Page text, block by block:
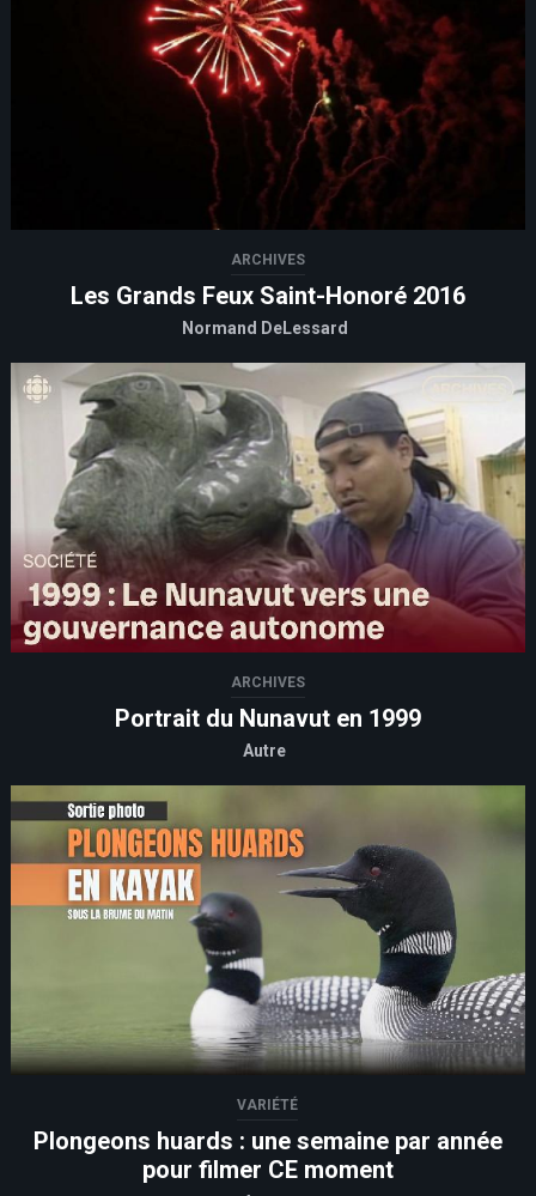
ARCHIVES
Les Grands Feux Saint-Honoré 2016
Normand DeLessard
ARCHIVES
Portrait du Nunavut en 1999
Autre
VARIÉTÉ
Plongeons huards : une semaine par année
pour filmer CE moment